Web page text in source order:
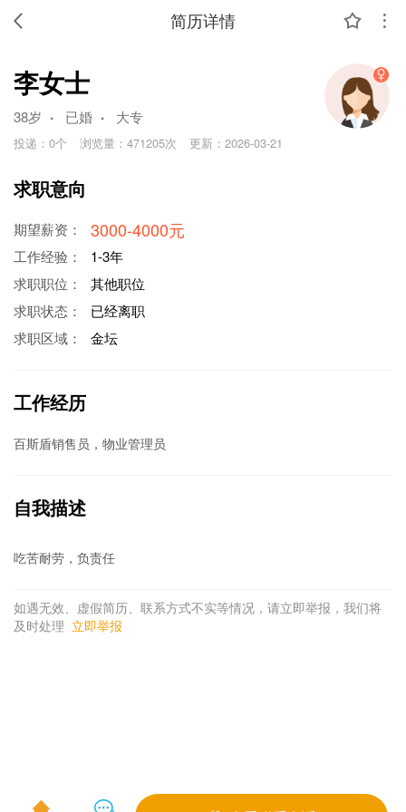
简历详情
李女士
38岁 . 已婚 . 大专
投递： 0个 浏览量： 471205次 更新： 2026-03-21
求职意向
期望薪资： 3000-4000元
工作经验：
1-3年
求职职位：
其他职位
求职状态：
已经离职
求职区域：
金坛
工作经历
百斯盾销售员，物业管理员
自我描述
吃苦耐劳，负责任
如遇无效、虚假简历、联系方式不实等情况，请立即举报，我们将
及时处理 立即举报